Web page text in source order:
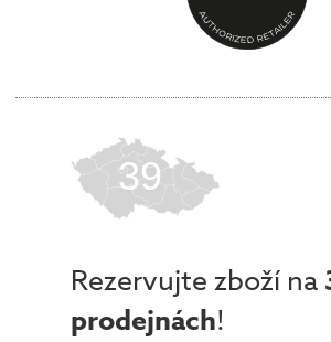
39
Rezervujte zboží na
prodejnách!